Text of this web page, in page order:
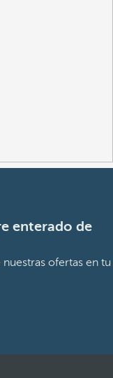
enterado de
ofertas en tu